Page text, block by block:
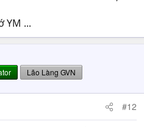
YM ...
Lão Làng GVN
#12